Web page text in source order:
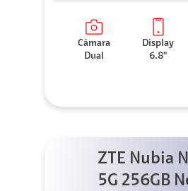
Cámara
Dual
Display
6.8"
ZTE Nubia
5G 256GB